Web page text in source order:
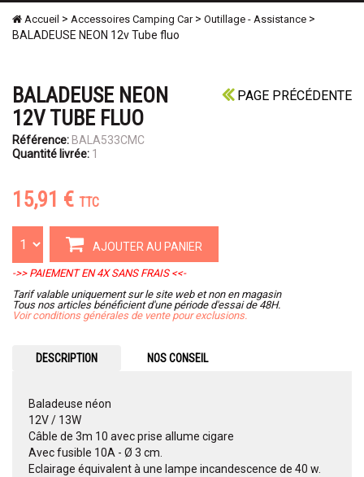
Accueil > Accessoires Camping Car> Outillage - Assistance >
BALADEUSE NEON 12v Tube fluo
PAGE PRÉCÉDENTE
BALADEUSE NEON
12V TUBE FLUO
Référence: BALA533CMC
Quantité livrée: 1
15,91 € TTC
AJOUTER AU PANIER
->> PAIEMENT EN 4X SANS FRAIS <<-
Tarif valable uniquement sur le site web et non en magasin
Tous nos articles bénéficient d'une période d'essai de 48H.
Voir conditions générales de vente pour exclusions.
DESCRIPTION NOS CONSEIL
Baladeuse néon
12V / 13W
Câble de 3m 10 avec prise allume cigare
Avec fusible 10A - Ø 3 cm.
Eclairage équivalent à une lampe incandescence de 40 w.